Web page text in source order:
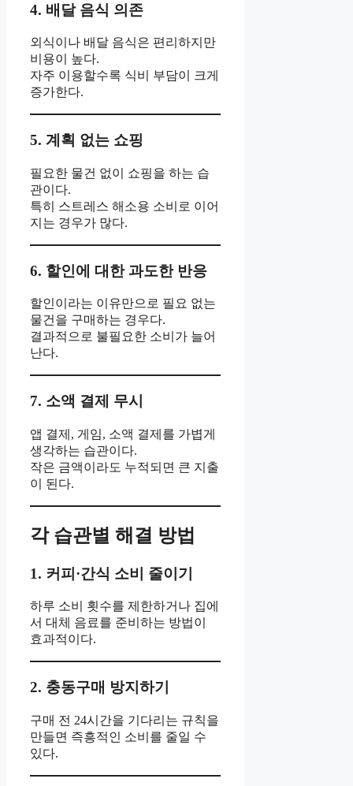
4. 배달 음식 의존
외식이나 배달 음식은 편리하지만
비용이 높다.
자주 이용할수록 식비 부담이 크게
증가한다.
5. 계획 없는 쇼핑
필요한 물건 없이 쇼핑을 하는 습
관이다.
특히 스트레스 해소용 소비로 이어
지는 경우가 많다.
6. 할인에 대한 과도한 반응
할인이라는 이유만으로 필요 없는
물건을 구매하는 경우다.
결과적으로 불필요한 소비가 늘어
난다.
7. 소액 결제 무시
앱 결제, 게임, 소액 결제를 가볍게
생각하는 습관이다.
작은 금액이라도 누적되면 큰 지출
이 된다.
각 습관별 해결 방법
1. 커피·간식 소비 줄이기
하루 소비 횟수를 제한하거나 집에
서 대체 음료를 준비하는 방법이
효과적이다.
2. 충동구매 방지하기
구매 전 24시간을 기다리는 규칙을
만들면 즉흥적인 소비를 줄일 수
있다.